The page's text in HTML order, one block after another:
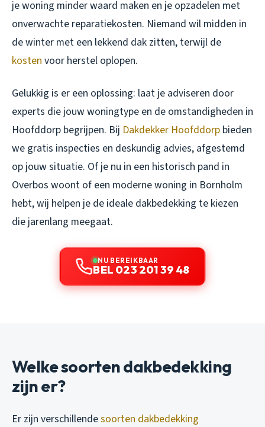
je woning minder waard maken en je opzadelen met
onverwachte reparatiekosten. Niemand wil midden in
de winter met een lekkend dak zitten, terwijl de
kosten voor herstel oplopen.
Gelukkig is er een oplossing: laat je adviseren door
experts die jouw woningtype en de omstandigheden in
Hoofddorp begrijpen. Bij Dakdekker Hoofddorp bieden
we gratis inspecties en deskundig advies, afgestemd
op jouw situatie. Of je nu in een historisch pand in
Overbos woont of een moderne woning in Bornholm
hebt, wij helpen je de ideale dakbedekking te kiezen
die jarenlang meegaat.
NU BEREIKBAAR
BEL 023 201 39 48
Welke soorten dakbedekking
zijn er?
Er zijn verschillendesoorten dakbedekking